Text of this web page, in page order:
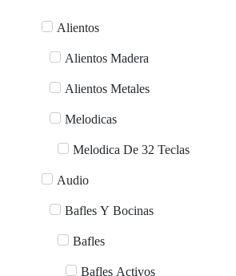
Alientos
Alientos Madera
Alientos Metales
Melodicas
Melodica De 32 Teclas
Audio
Bafles Y Bocinas
Bafles
Bafles Activos